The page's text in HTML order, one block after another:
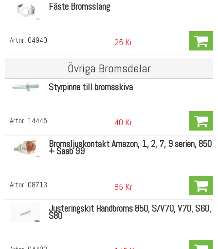
Artnr: 04940
Fäste Bromsslang
25 Kr
Övriga Bromsdelar
Artnr: 14445
Styrpinne till bromsskiva
40 Kr
Artnr: 08713
Bromsljuskontakt Amazon, 1, 2, 7, 9 serien, 850
+ Saab 99
85 Kr
Justeringskit Handbroms 850, S/V70, V70, S60,
S80